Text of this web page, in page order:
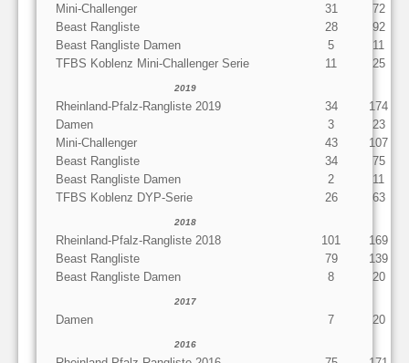
Mini-Challenger
31
72
Beast Rangliste
28
92
Beast Rangliste Damen
5
11
TFBS Koblenz Mini-Challenger Serie
11 25
2019
Rheinland-Pfalz-Rangliste 2019 34
174
Damen
3
23
Mini-Challenger
43
107
Beast Rangliste
34
75
Beast Rangliste Damen
2
11
TFBS Koblenz DYP-Serie
26 63
2018
Rheinland-Pfalz-Rangliste 2018 101
169
Beast Rangliste
79
139
Beast Rangliste Damen
8 20
2017
Damen 7 20
2016